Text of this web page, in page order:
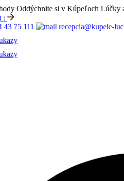
Oddýchnite si v Kúpeľoch Lúčky
:
43 75 111
recepcia@kupele-